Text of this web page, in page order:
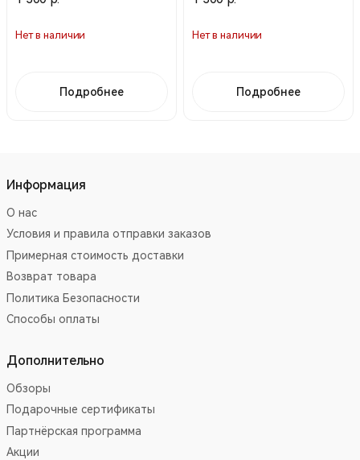
Нет в наличии
Подробнее
Нет в наличии
Подробнее
Информация
О нас
Условия и правила отправки заказов
Примерная стоимость доставки
Возврат товара
Политика Безопасности
Способы оплаты
Дополнительно
Обзоры
Подарочные сертификаты
Партнёрская программа
Акции